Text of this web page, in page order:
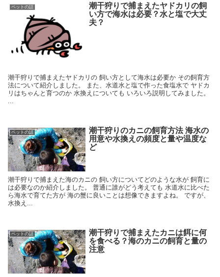
ペットの話
潮干狩りで捕まえたヤドカリの飼
い方で海水は必要？水と塩で大丈
夫？
潮干狩りで捕まえたヤドカリの 飼い方として海水は必要か その飼育方
法について紹介しました。 また、水道水と塩で作った食塩水で ヤドカ
リはちゃんと育つのか 水換えについても いろいろ説明してみました。
...
ペットの話
潮干狩りのカニの飼育方法 海水の
用意や水換えの頻度と量や温度な
ど
潮干狩りで捕まえた海のカニの 飼い方についてどのような水が 飼育に
は必要なのか紹介しました。 普通に誰がどう考えても 水道水に比べた
ら海水で育てた方が 海の蟹に良いことは想像できますよね。 ですが、
水換え...
ペットの話
潮干狩りで捕まえたカニは餌に何
を食べる？海のカニの飼育と量の
注意